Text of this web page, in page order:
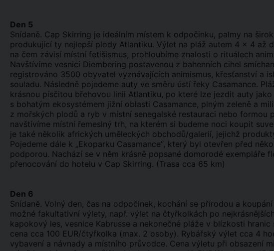
Den 5
Snídaně. Cap Skirring je ideálním místem k odpočinku, palmy na
produkující ty nejlepší plody Atlantiku. Výlet na pláž autem 4 x 4 až
na čem závisí místní fetišismus, prohloubíme znalosti o rituálech
Navštívíme vesnici Diembering postavenou z bahenních cihel
registrováno 3500 obyvatel vyznávajících animismus, křesťanství a
souladu. Následně pojedeme auty ve směru ústí řeky Casamance.
krásnou písčitou břehovou linii Atlantiku, po které lze jezdit auty
s bohatým ekosystémem jižní oblasti Casamance, plným zeleně a
z mořských plodů a ryb v místní senegalské restauraci nebo formou
navštívíme místní řemeslný trh, na kterém si budeme noci koupit
je také několik afrických uměleckých obchodů/galerií, jejichž
Pojedeme dále k „Ekoparku Casamance“, který byl otevřen před
podporou. Nachází se v něm krásně popsané domorodé exempláře
přenocování do hotelu v Cap Skirring. (Trasa cca 65 km)
Den 6
Snídaně. Volný den, čas na odpočinek, kochání se přírodou a
možné fakultativní výlety, např. výlet na čtyřkolkách po
kapokový les, vesnice Kabrusse a nekonečné pláže v blízkosti hranic
cena cca 100 EUR/čtyřkolka (max. 2 osoby). Rybářský výlet cca 4
vybavení a návnady a místního průvodce. Cena výletu při obsazení